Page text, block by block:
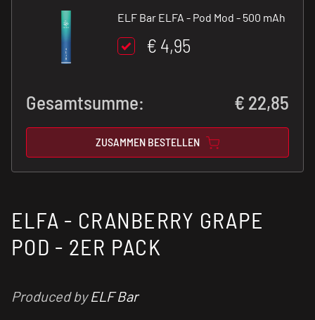
ELF Bar ELFA - Pod Mod - 500 mAh
€ 4,95
Gesamtsumme: € 22,85
ZUSAMMEN BESTELLEN
ELFA - CRANBERRY GRAPE
POD - 2ER PACK
Produced byELF Bar